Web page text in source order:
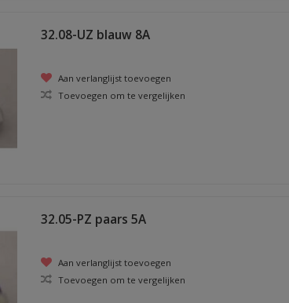
32.08-UZ blauw 8A
Aan verlanglijst toevoegen
Toevoegen om te vergelijken
32.05-PZ paars 5A
Aan verlanglijst toevoegen
Toevoegen om te vergelijken